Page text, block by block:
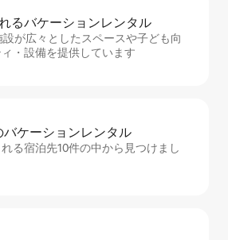
るバ⁠ケ⁠ー⁠シ⁠ョ⁠ンレ⁠ン⁠タ⁠ル
が広々としたスペースや子ども向
・設備を提供しています
ケ⁠ー⁠シ⁠ョ⁠ンレ⁠ン⁠タ⁠ル
る宿泊先10件の中から見つけまし